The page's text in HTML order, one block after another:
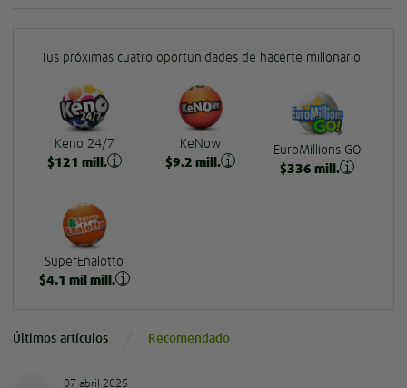
Tus próximas cuatro oportunidades de hacerte millonario
Keno 24/7
$121 mill.
KeNow
$9.2 mill.
EuroMillions GO
$336 mill.
SuperEnalotto
$4.1 mil mill.
Últimos artículos Recomendado
07 abril 2025